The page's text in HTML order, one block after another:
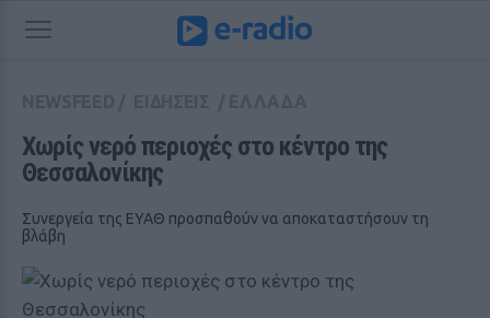
Χωρίς νερό περιοχές στο κέντρο της
Θεσσαλονίκης
Συνεργεία της ΕΥΑΘ προσπαθούν να αποκαταστήσουν τη
βλάβη